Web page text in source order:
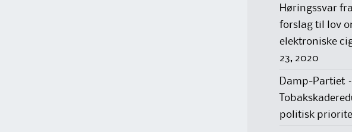
Høringssvar
forslag til lov
elektroniske
23, 2020
Damp-Partiet –
politisk